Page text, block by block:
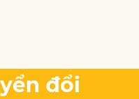
đổi